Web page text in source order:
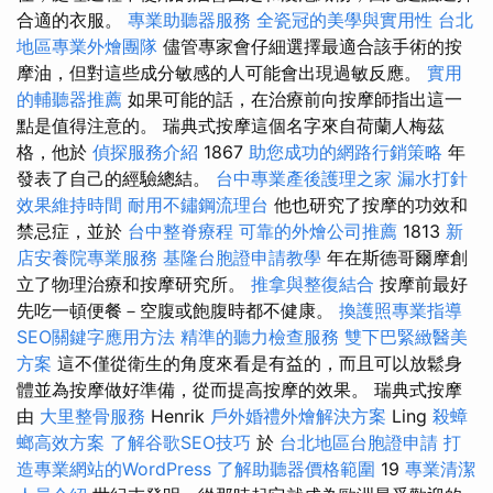
合適的衣服。 專業助聽器服務 全瓷冠的美學與實用性 台北
地區專業外燴團隊 儘管專家會仔細選擇最適合該手術的按
摩油，但對這些成分敏感的人可能會出現過敏反應。 實用
的輔聽器推薦 如果可能的話，在治療前向按摩師指出這一
點是值得注意的。 瑞典式按摩這個名字來自荷蘭人梅茲
格，他於 偵探服務介紹 1867 助您成功的網路行銷策略 年
發表了自己的經驗總結。 台中專業產後護理之家 漏水打針
效果維持時間 耐用不鏽鋼流理台 他也研究了按摩的功效和
禁忌症，並於 台中整脊療程 可靠的外燴公司推薦 1813 新
店安養院專業服務 基隆台胞證申請教學 年在斯德哥爾摩創
立了物理治療和按摩研究所。 推拿與整復結合 按摩前最好
先吃一頓便餐－空腹或飽腹時都不健康。 換護照專業指導
SEO關鍵字應用方法 精準的聽力檢查服務 雙下巴緊緻醫美
方案 這不僅從衛生的角度來看是有益的，而且可以放鬆身
體並為按摩做好準備，從而提高按摩的效果。 瑞典式按摩
由 大里整骨服務 Henrik 戶外婚禮外燴解決方案 Ling 殺蟑
螂高效方案 了解谷歌SEO技巧 於 台北地區台胞證申請 打
造專業網站的WordPress 了解助聽器價格範圍 19 專業清潔